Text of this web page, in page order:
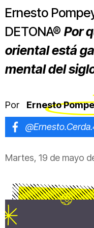
Ernesto
DETONA® Por
oriental está
mental del
Por Ernesto
Martes, 19 de mayo